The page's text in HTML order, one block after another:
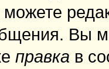
Вы
правка в